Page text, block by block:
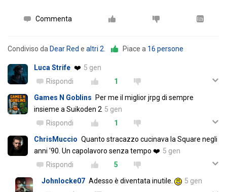
Commenta
Condiviso da Dear Red e altri 2 Piace a 16 persone
Luca Strife ❤️ 5 gen
Rispondi
1
Games N Goblins
Per me il miglior jrpg di sempre
insieme a Suikoden 2 5 gen
Rispondi
1
ChrisMuccio Quanto stracazzo cucinava la Square negli
anni '90. Un capolavoro senza tempo ❤️ 5 gen
Rispondi
5
Johnlocke07 Adesso è diventata inutile. 5 gen